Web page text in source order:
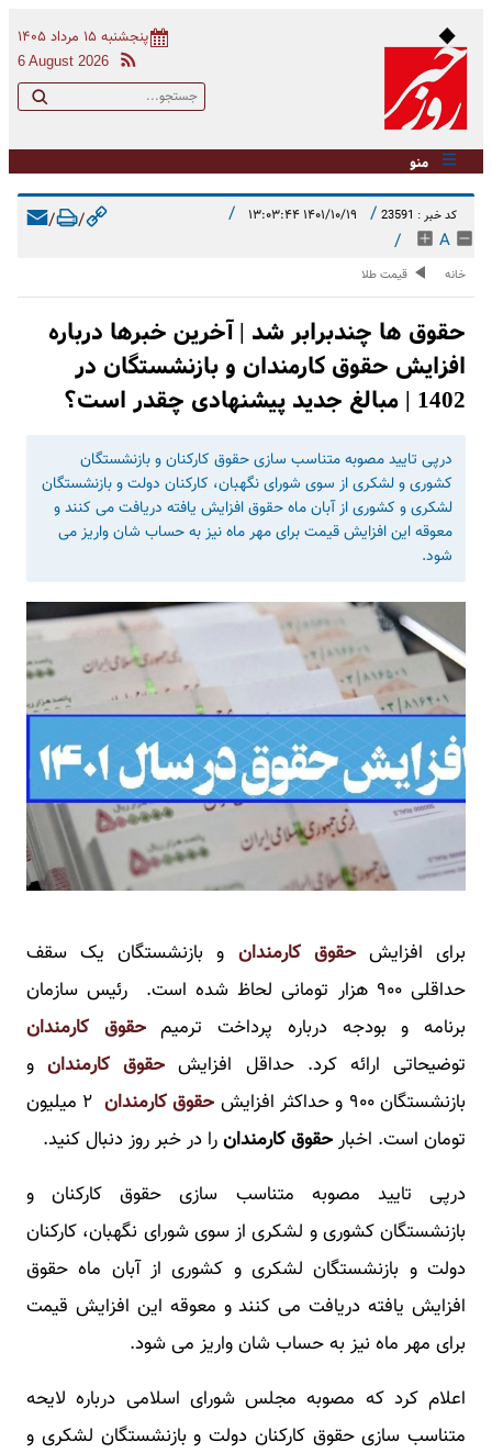
پنجشنبه ۱۵ مرداد ۱۴۰۵
6 August 2026
منو
کد خبر : 23591 / ۱۴۰۱/۱۰/۱۹ ۱۳:۰۳:۴۴ /
A
/
/
/
خانه قیمت طلا
حقوق ها چندبرابر شد | آخرین خبرها درباره
افزایش حقوق کارمندان و بازنشستگان در
1402 | مبالغ جدید پیشنهادی چقدر است؟
درپی تایید مصوبه متناسب سازی حقوق کارکنان و بازنشستگان
کشوری و لشکری از سوی شورای نگهبان، کارکنان دولت و بازنشستگان
لشکری و کشوری از آبان ماه حقوق افزایش یافته دریافت می کنند و
معوقه این افزایش قیمت برای مهر ماه نیز به حساب شان واریز می
شود.
برای افزایش حقوق کارمندان و بازنشستگان یک سقف
حداقلی ۹۰۰ هزار تومانی لحاظ شده است. رئیس سازمان
برنامه و بودجه درباره پرداخت ترمیم حقوق کارمندان
توضیحاتی ارائه کرد. حداقل افزایش حقوق کارمندان و
بازنشستگان ۹۰۰ و حداکثر افزایش
حقوق کارمندان
۲ میلیون
تومان است. اخبار حقوق کارمندانرا در خبر روز دنبال کنید.
درپی تایید مصوبه متناسب سازی حقوق کارکنان و
بازنشستگان کشوری و لشکری از سوی شورای نگهبان، کارکنان
دولت و بازنشستگان لشکری و کشوری از آبان ماه حقوق
افزایش یافته دریافت می کنند و معوقه این افزایش قیمت
برای مهر ماه نیز به حساب شان واریز می شود.
اعلام کرد که مصوبه مجلس شورای اسلامی درباره لایحه
متناسب سازی حقوق کارکنان دولت و بازنشستگان لشکری و